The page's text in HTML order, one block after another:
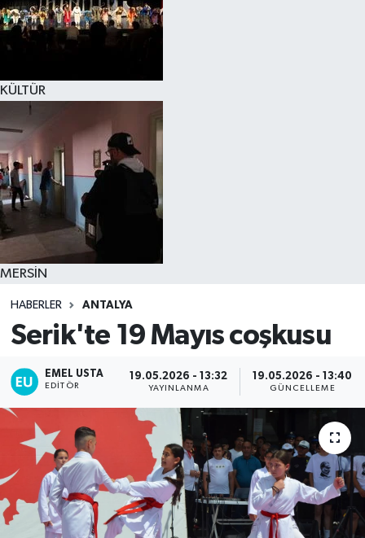
KÜLTÜR
MERSİN
HABERLER ANTALYA
Serik'te 19 Mayıs coşkusu
EMEL USTA
EDITÖR
19.05.2026 - 13:32
YAYINLANMA
19.05.2026 - 13:40
GÜNCELLEME